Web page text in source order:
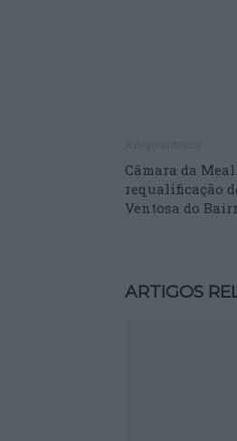
Câmara da
requalificação
Ventosa do
ARTIGOS